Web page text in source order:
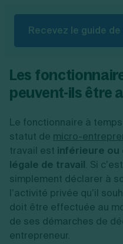
Recevez le guide
Les
peuvent-ils être
Le fonctionnaire à
statut de micro-
travail est inférieure ou
légale de travail. Si
simplement déclarer à
l’activité privée qu’il
doit être effectuée au
de ses démarches de
entrepreneur.